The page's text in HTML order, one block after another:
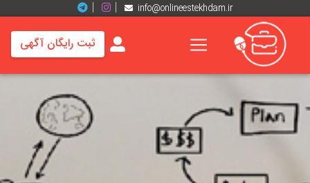
info@onlineestekhdam.ir
خانه
های
شغلی
ثبت رایگان آگهی